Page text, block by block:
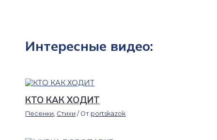
Интересные видео:
КТО КАК ХОДИТ
Песенки, Стихи / От portskazok